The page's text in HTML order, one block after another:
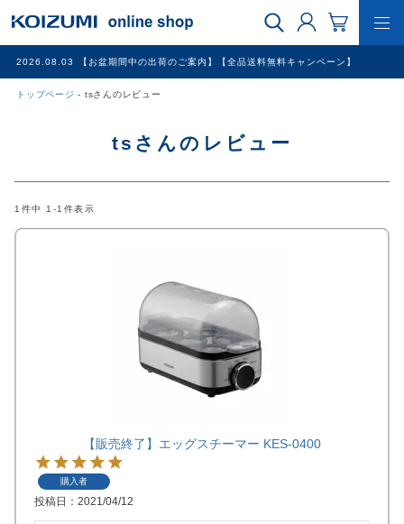
2026.08.03 【お盆期間中の出荷のご案内】【全品送料無料キャンペーン】
トップページ tsさんのレビュー
調理家電
ブログ
tsさんのレビュー
1 件中 1 -1 件表示
【販売終了】エッグスチーマー KES-0400
購入者
投稿日 2021/04/12